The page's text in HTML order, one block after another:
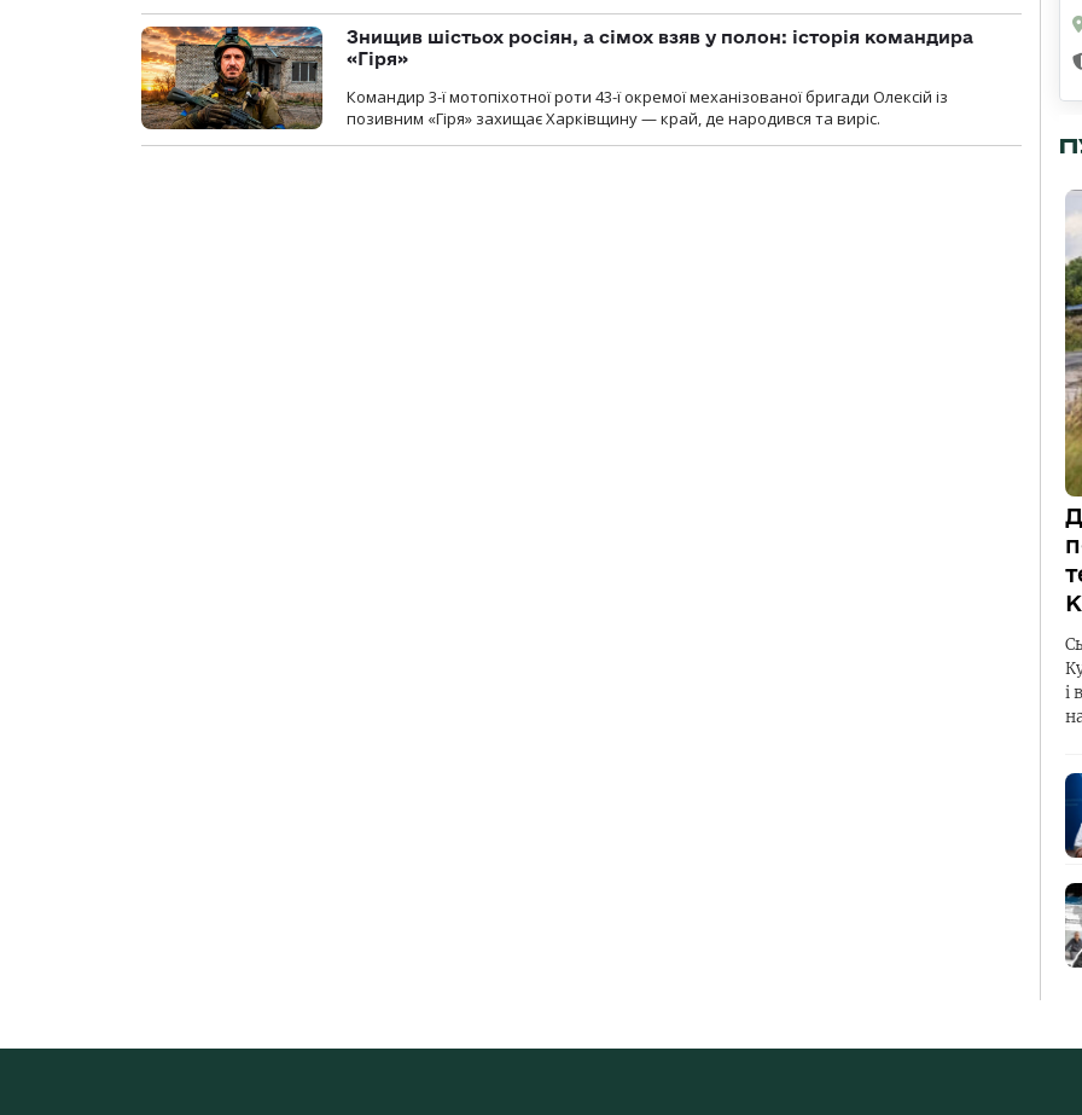
Знищив шістьох росіян, а сімох взяв у полон: історія командира
«Гіря»
Командир 3-ї мотопіхотної роти 43-ї окремої механізованої бригади Олексій із
позивним «Гіря» захищає Харківщину — край, де народився та виріс.
і